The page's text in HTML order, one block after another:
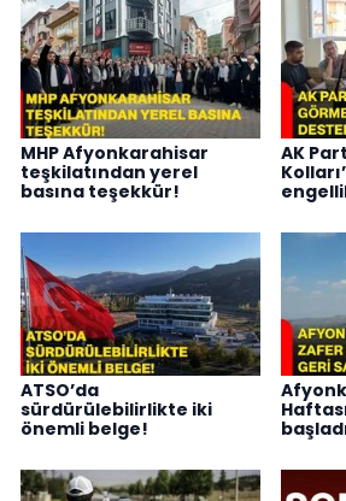
MHP Afyonkarahisar
teşkilatından yerel
basına teşekkür!
AK
ATSO’da
sürdürülebilirlikte iki
önemli belge!